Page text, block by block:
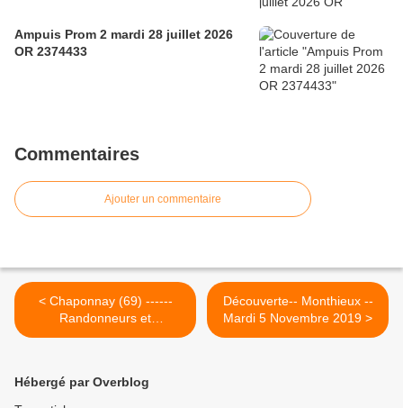
Ampuis Prom 2 mardi 28 juillet 2026
OR 2374433
Commentaires
Ajouter un commentaire
< Chaponnay (69) ------
Randonneurs et
Promeneurs ---Mardi 29
Découverte-- Monthieux --
Mardi 5 Novembre 2019 >
Hébergé par Overblog